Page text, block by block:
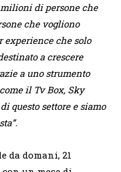
di persone che
che vogliono
experience che solo
a crescere
a uno strumento
il Tv Box, Sky
questo settore e siamo
da domani, 21